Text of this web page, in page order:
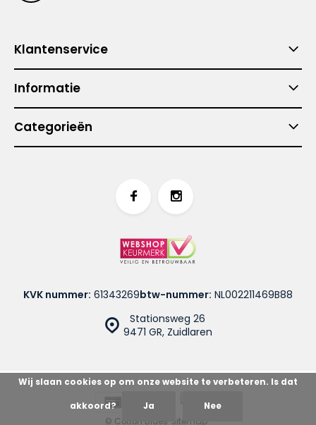
Klantenservice
Informatie
Categorieën
Stationsweg 26
9471 GR, Zuidlaren
KVK nummer: 61343269btw-nummer: NL002211469B88
© Cotton Blues Sitemap
Wij slaan cookies op om onze website te verbeteren. Is dat
akkoord? Ja Nee